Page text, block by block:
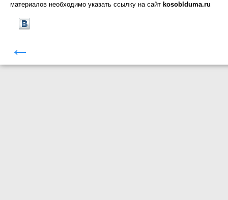
материалов необходимо указать ссылку на сайт kosoblduma.ru
←